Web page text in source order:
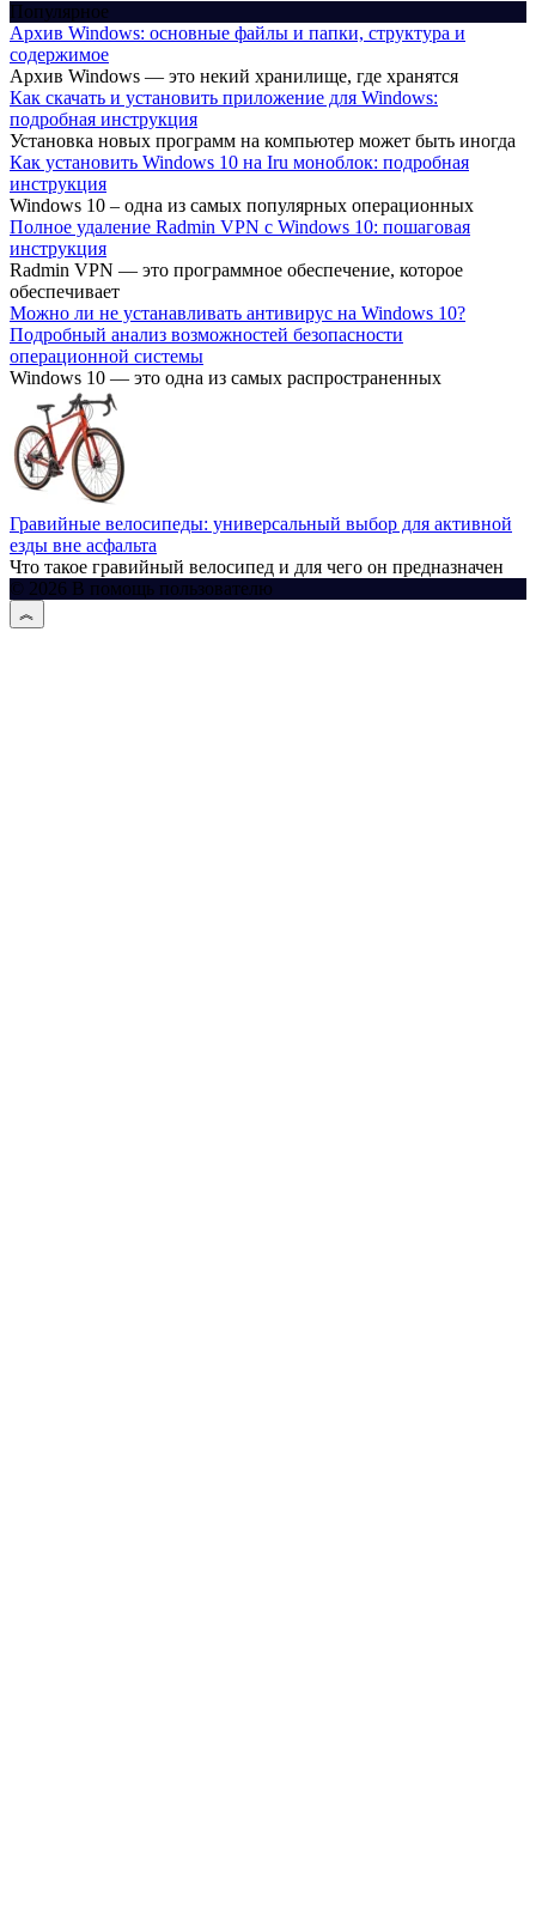
Популярное
Архив Windows: основные файлы и папки, структура и
содержимое
Архив Windows — это некий хранилище, где хранятся
Как скачать и установить приложение для Windows:
подробная инструкция
Установка новых программ на компьютер может быть иногда
Как установить Windows 10 на Iru моноблок: подробная
инструкция
Windows 10 – одна из самых популярных операционных
Полное удаление Radmin VPN с Windows 10: пошаговая
инструкция
Radmin VPN — это программное обеспечение, которое
обеспечивает
Можно ли не устанавливать антивирус на Windows 10?
Подробный анализ возможностей безопасности
операционной системы
Windows 10 — это одна из самых распространенных
Гравийные велосипеды: универсальный выбор для активной
езды вне асфальта
Что такое гравийный велосипед и для чего он предназначен
© 2026 В помощь пользователю